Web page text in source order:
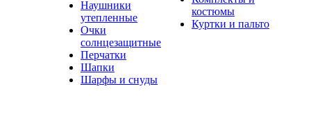
Наушники
утепленные
Очки
солнцезащитные
Перчатки
Шапки
Шарфы и снуды
костюмы
Куртки и пальто